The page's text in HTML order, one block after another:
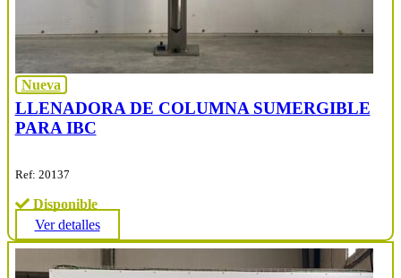
Nueva
LLENADORA DE COLUMNA SUMERGIBLE
PARA IBC
Ref: 20137
Disponible
Ver detalles